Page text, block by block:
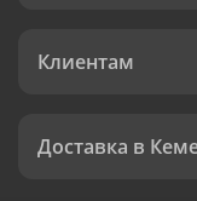
Клиентам
Доставка в